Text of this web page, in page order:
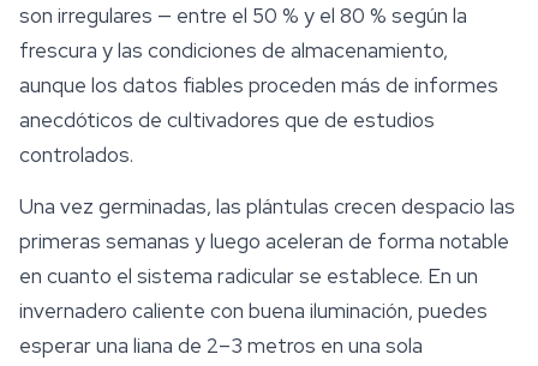
son irregulares — entre el 50 % y el 80 % según la
frescura y las condiciones de almacenamiento,
aunque los datos fiables proceden más de informes
anecdóticos de cultivadores que de estudios
controlados.
Una vez germinadas, las plántulas crecen despacio las
primeras semanas y luego aceleran de forma notable
en cuanto el sistema radicular se establece. En un
invernadero caliente con buena iluminación, puedes
esperar una liana de 2–3 metros en una sola